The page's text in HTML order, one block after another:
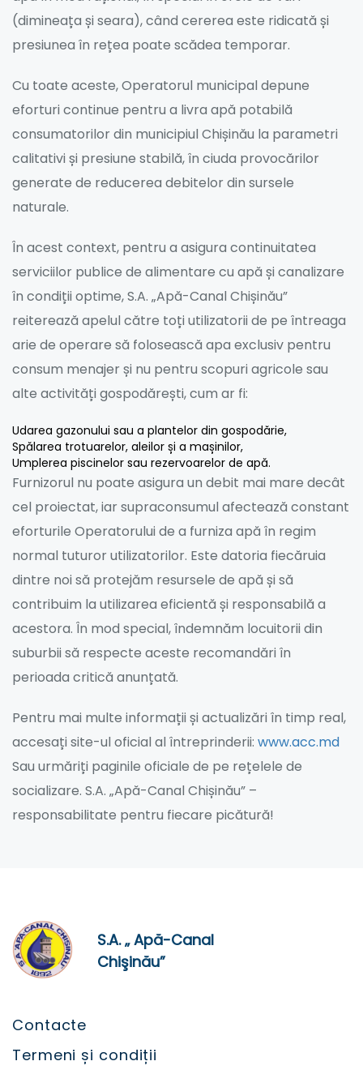
(dimineața și seara), când cererea este ridicată și
presiunea în rețea poate scădea temporar.
Cu toate aceste, Operatorul municipal depune
eforturi continue pentru a livra apă potabilă
consumatorilor din municipiul Chișinău la parametri
calitativi și presiune stabilă, în ciuda provocărilor
generate de reducerea debitelor din sursele
naturale.
În acest context, pentru a asigura continuitatea
serviciilor publice de alimentare cu apă și canalizare
în condiții optime, S.A. „Apă-Canal Chișinău”
reiterează apelul către toți utilizatorii de pe întreaga
arie de operare să folosească apa exclusiv pentru
consum menajer și nu pentru scopuri agricole sau
alte activități gospodărești, cum ar fi:
Udarea gazonului sau a plantelor din gospodărie,
Spălarea trotuarelor, aleilor și a mașinilor,
Umplerea piscinelor sau rezervoarelor de apă.
Furnizorul nu poate asigura un debit mai mare decât
cel proiectat, iar supraconsumul afectează constant
eforturile Operatorului de a furniza apă în regim
normal tuturor utilizatorilor. Este datoria fiecăruia
dintre noi să protejăm resursele de apă și să
contribuim la utilizarea eficientă și responsabilă a
acestora. În mod special, îndemnăm locuitorii din
suburbii să respecte aceste recomandări în
perioada critică anunțată.
Pentru mai multe informații și actualizări în timp real,
accesați site-ul oficial al întreprinderii: www.acc.md
Sau urmăriți paginile oficiale de pe rețelele de
socializare. S.A. „Apă-Canal Chișinău” –
responsabilitate pentru fiecare picătură!
S.A. „ Apă-Canal
Chişinău”
Contacte
Termeni și condiții